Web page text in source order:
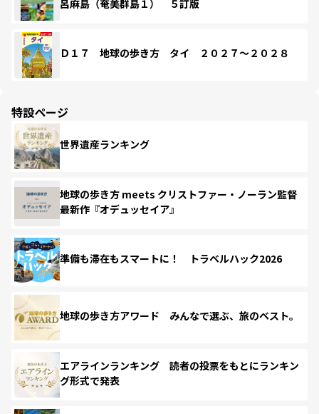
呂麻島（奄美群島１） ５訂版
Ｄ１７ 地球の歩き方 タイ ２０２７～２０２８
特設ページ
世界遺産ランキング
地球の歩き方 meets クリストファー・ノーラン監督
最新作『オデュッセイア』
準備も滞在もスマートに！ トラベルハック2026
地球の歩き方アワード みんなで選ぶ、旅のベスト。
エアラインランキング 読者の投票をもとにランキン
グ形式で発表